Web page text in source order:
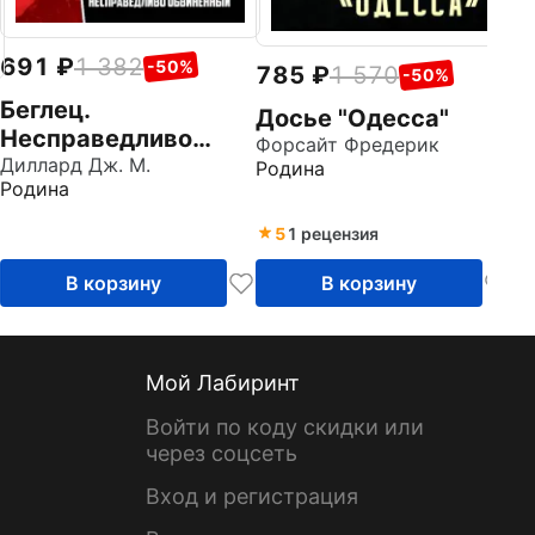
691 1 382 -50%
Беглец.
Несправедливо
обвиненный
Диллард Дж. М.
Родина
В корзину
785 1 570 -50%
Досье "Одесса"
Форсайт Фредерик
Родина
51 рецензия
В корзину
Мой Лабиринт
Войти по коду скидки или
через соцсеть
Вход и регистрация